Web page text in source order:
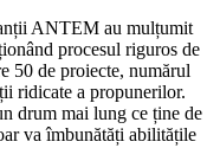
ANTEM au mulțumit
procesul riguros de
50 de proiecte, numărul
ridicate a propunerilor.
drum mai lung ce ține de
va îmbunătăți abilitățile